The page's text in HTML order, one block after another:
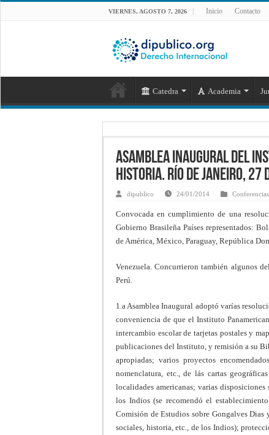
VIERNES, AGOSTO 7, 2026 Inicio Contacto
Catedra Academia
Asamblea Inaugural del
Historia. Río de Janeiro, 27
dipublico 24/01/2014
Convocada en cumplimiento de una
Gobierno Brasileña Países representados:
de América, México, Paraguay, República
Venezuela. Concurrieron también algunos
Perú.
1.a Asamblea Inaugural adoptó varías
conveniencia de que el Instituto
intercambio escolar de tarjetas postales y
publicaciones del Instituto, y remisión a su
apropiadas; varios proyectos
nomenclatura, etc., de lás cartas
localidades americanas; varias
los Indios (se recomendó el
Comisión de Estudios sobre Gongalves
sociales, historia, etc., de los Indios);